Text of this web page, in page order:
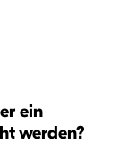
ein
werden?